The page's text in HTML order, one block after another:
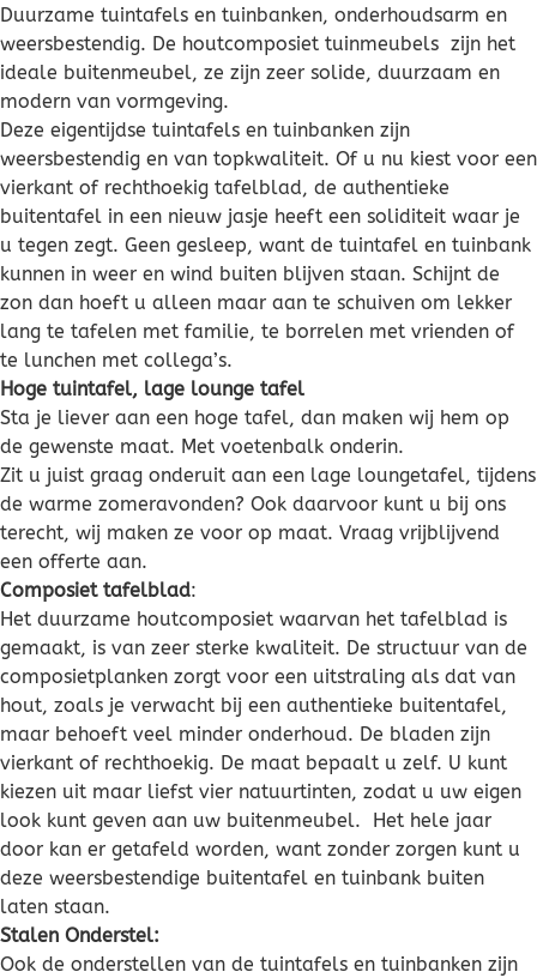
Duurzame tuintafels en tuinbanken, onderhoudsarm en
weersbestendig. De houtcomposiet tuinmeubels zijn het
ideale buitenmeubel, ze zijn zeer solide, duurzaam en
modern van vormgeving.
Deze eigentijdse tuintafels en tuinbanken zijn
weersbestendig en van topkwaliteit. Of u nu kiest voor een
vierkant of rechthoekig tafelblad, de authentieke
buitentafel in een nieuw jasje heeft een soliditeit waar je
u tegen zegt. Geen gesleep, want de tuintafel en tuinbank
kunnen in weer en wind buiten blijven staan. Schijnt de
zon dan hoeft u alleen maar aan te schuiven om lekker
lang te tafelen met familie, te borrelen met vrienden of
te lunchen met collega’s.
Hoge tuintafel, lage lounge tafel
Sta je liever aan een hoge tafel, dan maken wij hem op
de gewenste maat. Met voetenbalk onderin.
Zit u juist graag onderuit aan een lage loungetafel, tijdens
de warme zomeravonden? Ook daarvoor kunt u bij ons
terecht, wij maken ze voor op maat. Vraag vrijblijvend
een offerte aan.
Composiet tafelblad:
Het duurzame houtcomposiet waarvan het tafelblad is
gemaakt, is van zeer sterke kwaliteit. De structuur van de
composietplanken zorgt voor een uitstraling als dat van
hout, zoals je verwacht bij een authentieke buitentafel,
maar behoeft veel minder onderhoud. De bladen zijn
vierkant of rechthoekig. De maat bepaalt u zelf. U kunt
kiezen uit maar liefst vier natuurtinten, zodat u uw eigen
look kunt geven aan uw buitenmeubel. Het hele jaar
door kan er getafeld worden, want zonder zorgen kunt u
deze weersbestendige buitentafel en tuinbank buiten
laten staan.
Stalen Onderstel:
Ook de onderstellen van de tuintafels en tuinbanken zijn